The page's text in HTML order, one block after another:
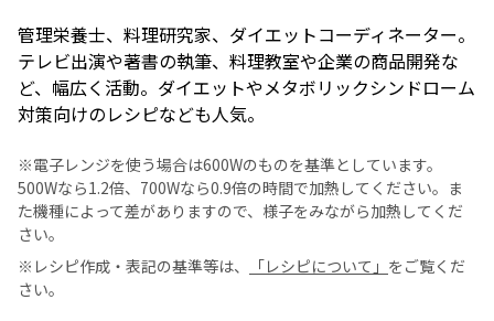
管理栄養士、料理研究家、ダイエットコーディネーター。
テレビ出演や著書の執筆、料理教室や企業の商品開発な
ど、幅広く活動。ダイエットやメタボリックシンドローム
対策向けのレシピなども人気。
※電子レンジを使う場合は600Wのものを基準としています。
500Wなら1.2倍、700Wなら0.9倍の時間で加熱してください。ま
た機種によって差がありますので、様子をみながら加熱してくだ
さい。
※レシピ作成・表記の基準等は、
「レシピについて」 をご覧くだ
さい。